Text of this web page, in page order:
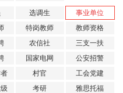
选调生
事业单位
特岗教师
教师资格
农信社
三支一扶
国家电网
公安招警
村官
工会党建
考研
雅思托福